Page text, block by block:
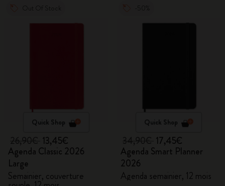
Quick Shop
13,45€
Agenda Classic 2026
Large
Semainier, couverture
Quick Shop
17,45€
Agenda Smart Planner
2026
Agenda semainier, 12 mois